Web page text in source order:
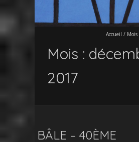
Accueil / Mois
Mois :
2017
BÂLE – 40ÈME